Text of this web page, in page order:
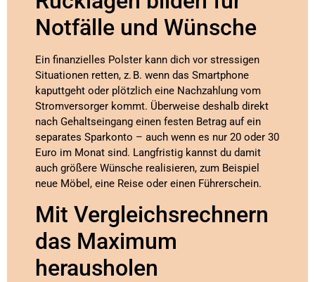
Notfälle und Wünsche
Ein finanzielles Polster kann dich vor stressigen
Situationen retten, z. B. wenn das Smartphone
kaputtgeht oder plötzlich eine Nachzahlung vom
Stromversorger kommt. Überweise deshalb direkt
nach Gehaltseingang einen festen Betrag auf ein
separates Sparkonto – auch wenn es nur 20 oder 30
Euro im Monat sind. Langfristig kannst du damit
auch größere Wünsche realisieren, zum Beispiel
neue Möbel, eine Reise oder einen Führerschein.
Mit Vergleichsrechnern
das Maximum
herausholen